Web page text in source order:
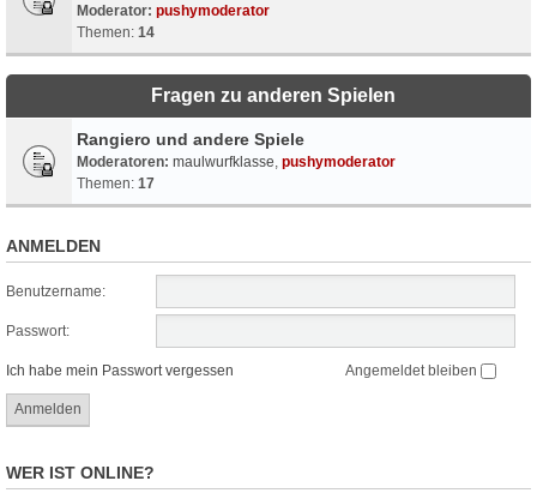
Moderator: pushymoderator
Themen: 14
Fragen zu anderen Spielen
Rangiero und andere Spiele
Moderatoren: maulwurfklasse, pushymoderator
Themen: 17
ANMELDEN
Benutzername:
Passwort:
Ich habe mein Passwort vergessen Angemeldet bleiben
WER IST ONLINE?